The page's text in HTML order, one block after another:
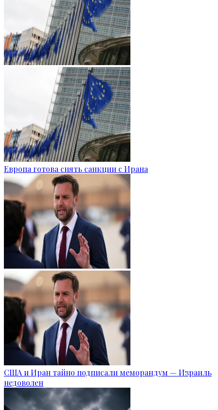
Европа готова снять санкции с Ирана
США и Иран тайно подписали меморандум — Израиль
недоволен